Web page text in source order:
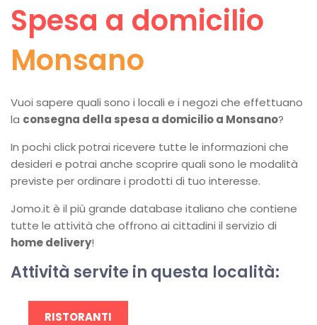
Spesa a domicilio
Monsano
Vuoi sapere quali sono i locali e i negozi che effettuano
la consegna della spesa a domicilio a Monsano?
In pochi click potrai ricevere tutte le informazioni che
desideri e potrai anche scoprire quali sono le modalità
previste per ordinare i prodotti di tuo interesse.
Jomo.it è il più grande database italiano che contiene
tutte le attività che offrono ai cittadini il servizio di
home delivery!
Attività servite in questa località:
RISTORANTI